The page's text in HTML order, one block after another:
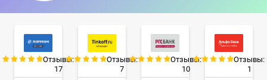
Отзывы:
17
Отзывы:
7
Отзывы:
10
Отзывы:
1